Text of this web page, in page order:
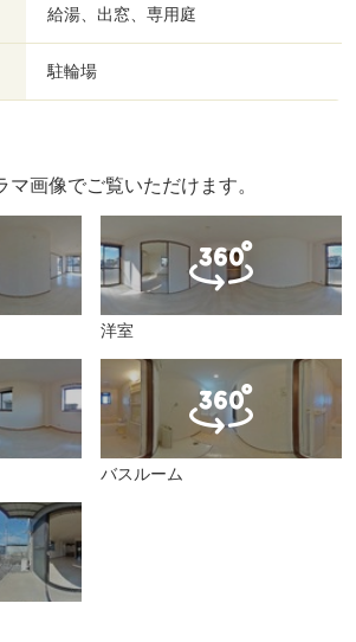
給湯、出窓、専用庭
駐輪場
画像でご覧いただけます。
洋室
バスルーム